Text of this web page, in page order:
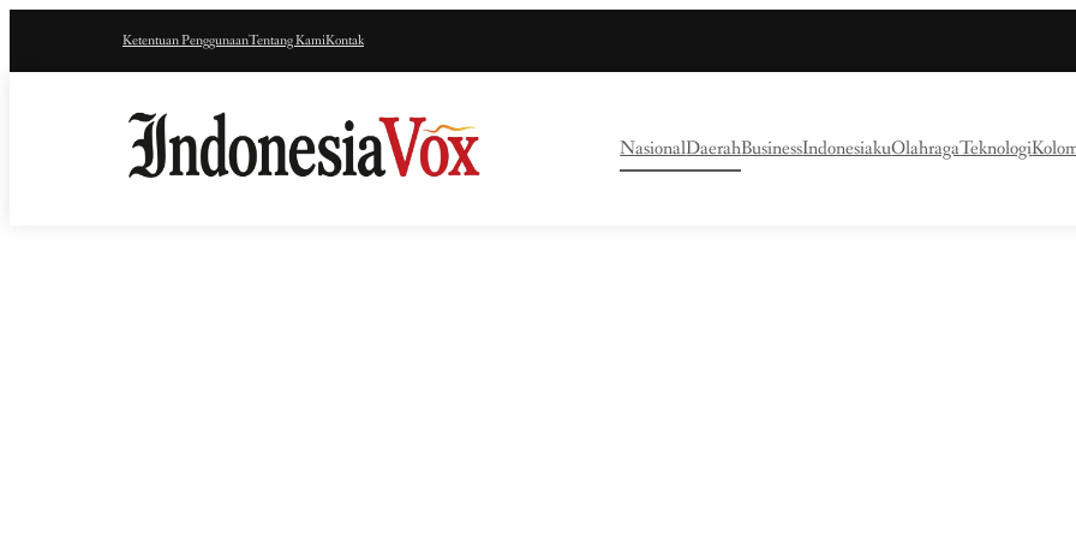
Ketentuan PenggunaanTentang KamiKontak
NasionalDaerahBusinessIndonesiakuOlahragaTeknologi